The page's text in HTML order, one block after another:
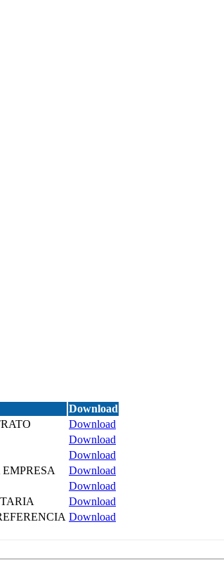
Download
Download
Download
Download
Download
Download
Download
Download